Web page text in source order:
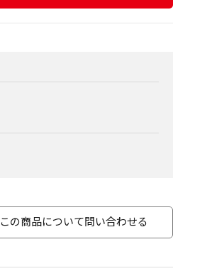
この商品について問い合わせる